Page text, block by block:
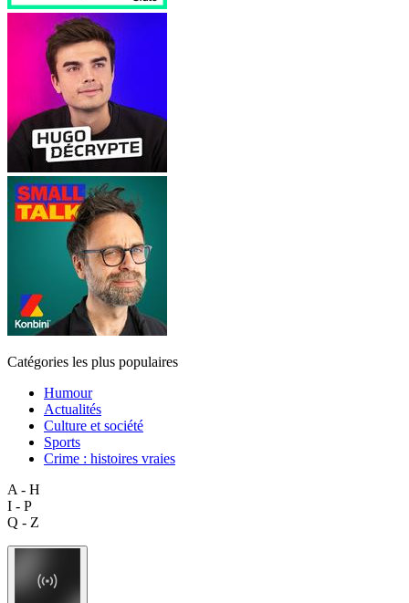
Catégories les plus populaires
Humour
Actualités
Culture et société
Sports
Crime : histoires vraies
A - H
I - P
Q - Z